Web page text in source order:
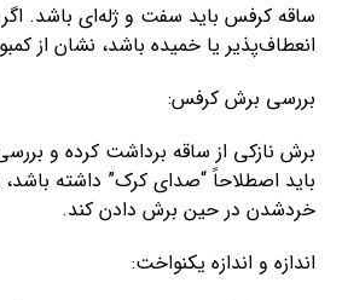
ساقه کرفس باید سفت و ژله‌ای باشد. اگر
انعطاف‌پذیر یا خمیده باشد، نشان از
بررسی برش کرفس:
برش نازکی از ساقه برداشت کرده و
باید اصطلاحاً “صدای کرک” داشته
خردشدن در حین برش دادن کند.
اندازه و اندازه یکنواخت: